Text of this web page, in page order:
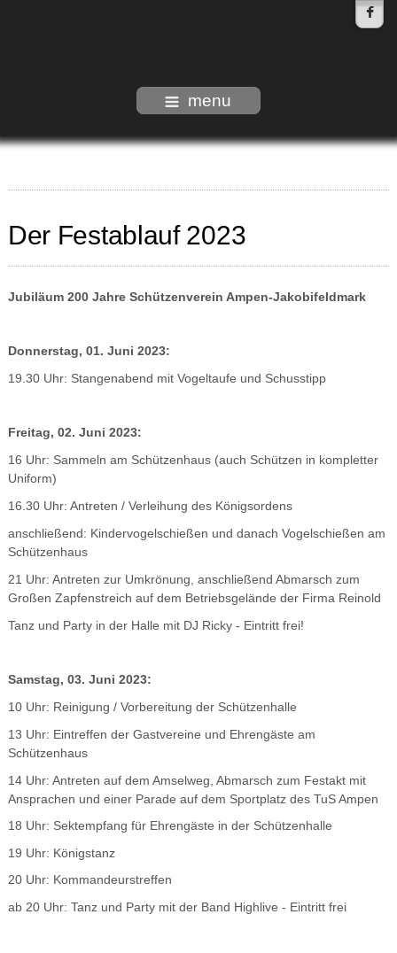
menu
Der Festablauf 2023
Jubiläum 200 Jahre Schützenverein Ampen-Jakobifeldmark
Donnerstag, 01. Juni 2023:
19.30 Uhr: Stangenabend mit Vogeltaufe und Schusstipp
Freitag, 02. Juni 2023:
16 Uhr: Sammeln am Schützenhaus (auch Schützen in kompletter
Uniform)
16.30 Uhr: Antreten / Verleihung des Königsordens
anschließend: Kindervogelschießen und danach Vogelschießen am
Schützenhaus
21 Uhr: Antreten zur Umkrönung, anschließend Abmarsch zum
Großen Zapfenstreich auf dem Betriebsgelände der Firma Reinold
Tanz und Party in der Halle mit DJ Ricky - Eintritt frei!
Samstag, 03. Juni 2023:
10 Uhr: Reinigung / Vorbereitung der Schützenhalle
13 Uhr: Eintreffen der Gastvereine und Ehrengäste am
Schützenhaus
14 Uhr: Antreten auf dem Amselweg, Abmarsch zum Festakt mit
Ansprachen und einer Parade auf dem Sportplatz des TuS Ampen
18 Uhr: Sektempfang für Ehrengäste in der Schützenhalle
19 Uhr: Königstanz
20 Uhr: Kommandeurstreffen
ab 20 Uhr: Tanz und Party mit der Band Highlive - Eintritt frei